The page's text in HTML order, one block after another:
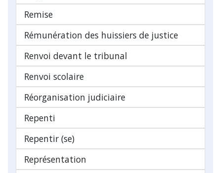
Remise
Rémunération des huissiers de justice
Renvoi devant le tribunal
Renvoi scolaire
Réorganisation judiciaire
Repenti
Repentir (se)
Représentation